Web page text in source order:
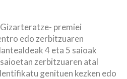
premiei
edo zerbitzuaren
4 eta 5 saioak
zerbitzuaren atal
genituen kezken edo